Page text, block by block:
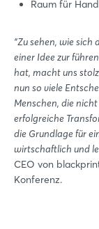
Raum für
“Zu sehen, wie
einer Idee zur
hat, macht uns
nun so viele
Menschen, die
erfolgreiche
die Grundlage für
wirtschaftlich und
CEO von
Konferenz.